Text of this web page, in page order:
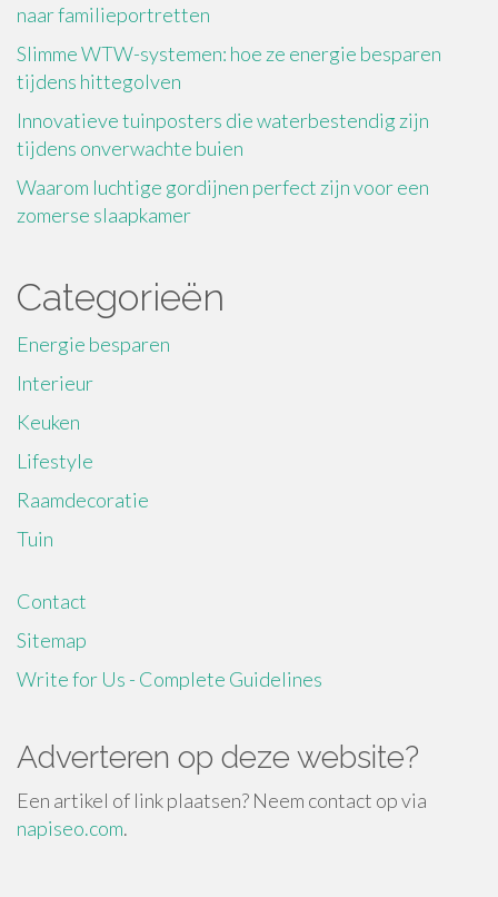
naar familieportretten
Slimme WTW-systemen: hoe ze energie besparen
tijdens hittegolven
Innovatieve tuinposters die waterbestendig zijn
tijdens onverwachte buien
Waarom luchtige gordijnen perfect zijn voor een
zomerse slaapkamer
Categorieën
Energie besparen
Interieur
Keuken
Lifestyle
Raamdecoratie
Tuin
Contact
Sitemap
Write for Us - Complete Guidelines
Adverteren op deze website?
Een artikel of link plaatsen? Neem contact op via
napiseo.com.